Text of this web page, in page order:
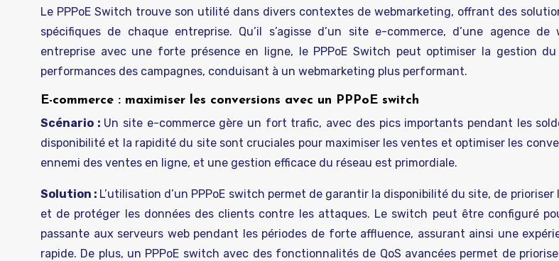
Le PPPoE Switch trouve son utilité dans divers contextes de webmarketing, offrant des
spécifiques de chaque entreprise. Qu’il s’agisse d’un site e-commerce, d’une agence de
entreprise avec une forte présence en ligne, le PPPoE Switch peut optimiser la gestion
performances des campagnes, conduisant à un webmarketing plus performant.
E-commerce : maximiser les conversions avec un PPPoE switch
Scénario : Un site e-commerce gère un fort trafic, avec des pics importants pendant les
disponibilité et la rapidité du site sont cruciales pour maximiser les ventes et optimiser les
ennemi des ventes en ligne, et une gestion efficace du réseau est primordiale.
Solution : L’utilisation d’un PPPoE switch permet de garantir la disponibilité du site, de
et de protéger les données des clients contre les attaques. Le switch peut être configuré
passante aux serveurs web pendant les périodes de forte affluence, assurant ainsi une
rapide. De plus, un PPPoE switch avec des fonctionnalités de QoS avancées permet de